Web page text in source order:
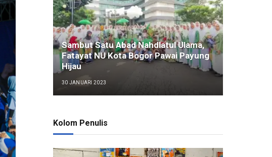
Sambut Satu Abad Nahdlatul Ulama,
Fatayat NU Kota Bogor Pawai Payung
Hijau
30 JANUARI 2023
Kolom Penulis